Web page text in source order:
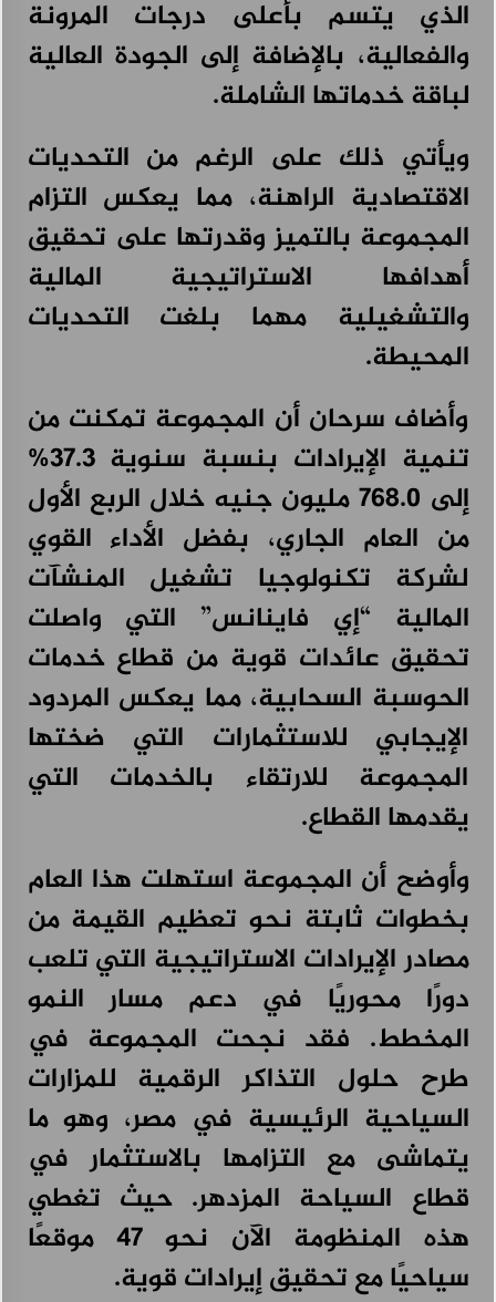
الذي يتسم بأعلى درجات المرونة
والفعالية، بالإضافة إلى الجودة العالية
لباقة خدماتها الشاملة.
ويأتي ذلك على الرغم من التحديات
الاقتصادية الراهنة، مما يعكس التزام
المجموعة بالتميز وقدرتها على تحقيق
أهدافها الاستراتيجية المالية
والتشغيلية مهما بلغت التحديات
المحيطة.
وأضاف سرحان أن المجموعة تمكنت من
تنمية الإيرادات بنسبة سنوية 37.3%
إلى 768.0 مليون جنيه خلال الربع الأول
من العام الجاري، بفضل الأداء القوي
لشركة تكنولوجيا تشغيل المنشآت
المالية “إي فاينانس” التي واصلت
تحقيق عائدات قوية من قطاع خدمات
الحوسبة السحابية، مما يعكس المردود
الإيجابي للاستثمارات التي ضختها
المجموعة للارتقاء بالخدمات التي
يقدمها القطاع.
وأوضح أن المجموعة استهلت هذا العام
بخطوات ثابتة نحو تعظيم القيمة من
مصادر الإيرادات الاستراتيجية التي تلعب
دورًا محوريًا في دعم مسار النمو
المخطط. فقد نجحت المجموعة في
طرح حلول التذاكر الرقمية للمزارات
السياحية الرئيسية في مصر، وهو ما
يتماشى مع التزامها بالاستثمار في
قطاع السياحة المزدهر. حيث تغطي
هذه المنظومة الآن نحو 47 موقعًا
سياحيًا مع تحقيق إيرادات قوية.